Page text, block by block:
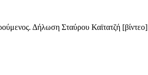
Δήλωση Σταύρου Καϊτατζή [βίντεο]